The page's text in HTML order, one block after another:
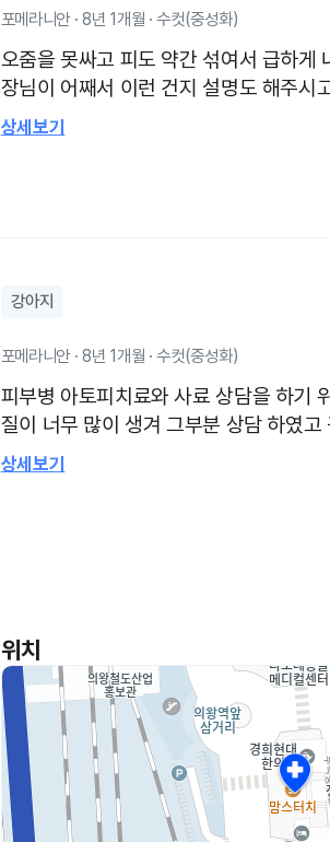
포메라니안 · 8년 1개월 · 수컷(중성화)
오줌을 못싸고 피도 약간 섞여서 급하게
장님이 어째서 이런 건지 설명도 해주시
주시고 수술 이후의 회복 과정도 자세히
셧습니다 (그중ㅇ 일부분 영수증) 밥도
상세보기
강아지
포메라니안 · 8년 1개월 · 수컷(중성화)
피부병 아토피치료와 사료 상담을 하기
질이 너무 많이 생겨 그부분 상담 하였고 귀나 발바닥 염증 진료 봐주셨습
니다 체중이 요즘 자꾸 빠져서 상담 했고 결석 수술 후 사료 바꾸기를 권유
없고 외부에 잘 안계시는 편인것 같아
상세보기
위치